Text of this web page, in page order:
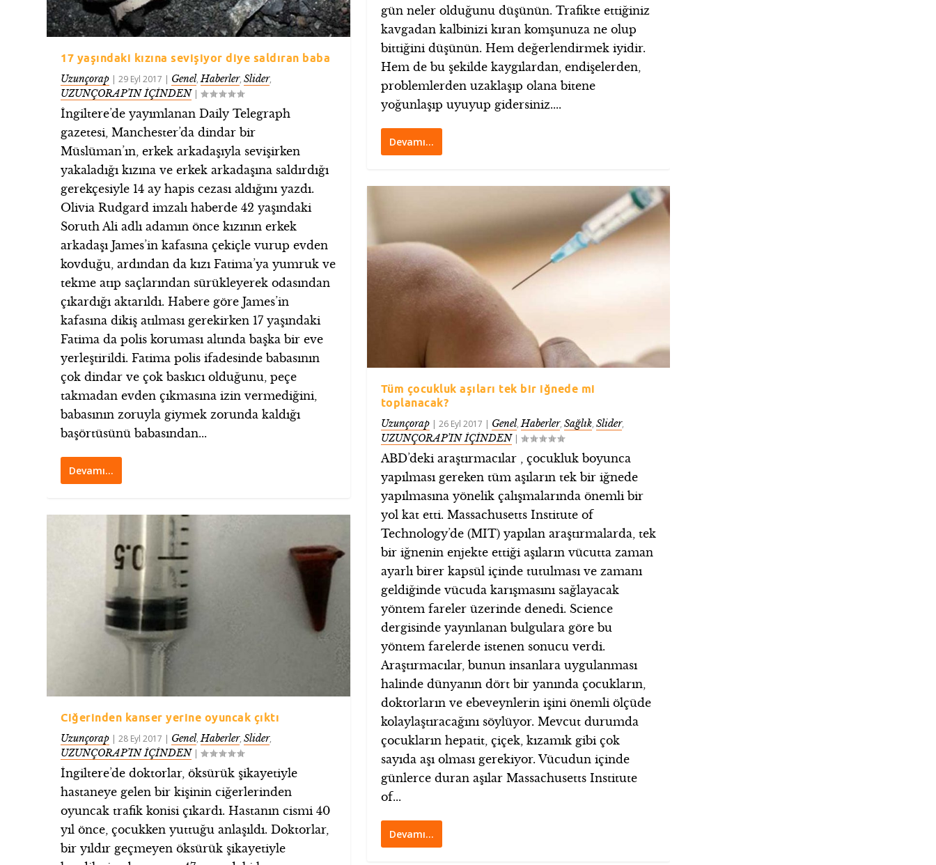
17 yaşındaki kızına sevişiyor diye saldıran baba
Uzunçorap |29 Eyl 2017 | Genel,Haberler,Slider,
UZUNÇORAP’IN İÇİNDEN|
İngiltere’de yayımlanan Daily Telegraph
gazetesi, Manchester’da dindar bir
Müslüman’ın, erkek arkadaşıyla sevişirken
yakaladığı kızına ve erkek arkadaşına saldırdığı
gerekçesiyle 14 ay hapis cezası aldığını yazdı.
Olivia Rudgard imzalı haberde 42 yaşındaki
Soruth Ali adlı adamın önce kızının erkek
arkadaşı James’in kafasına çekiçle vurup evden
kovduğu, ardından da kızı Fatima’ya yumruk ve
tekme atıp saçlarından sürükleyerek odasından
çıkardığı aktarıldı. Habere göre James’in
kafasına dikiş atılması gerekirken 17 yaşındaki
Fatima da polis koruması altında başka bir eve
yerleştirildi. Fatima polis ifadesinde babasının
çok dindar ve çok baskıcı olduğunu, peçe
takmadan evden çıkmasına izin vermediğini,
babasının zoruyla giymek zorunda kaldığı
başörtüsünü babasından...
Devamı…
Ciğerinden kanser yerine oyuncak çıktı
Uzunçorap |28 Eyl 2017 | Genel,Haberler,Slider,
UZUNÇORAP’IN İÇİNDEN|
İngiltere’de doktorlar, öksürük şikayetiyle
hastaneye gelen bir kişinin ciğerlerinden
oyuncak trafik konisi çıkardı. Hastanın cismi 40
yıl önce, çocukken yuttuğu anlaşıldı. Doktorlar,
bir yıldır geçmeyen öksürük şikayetiyle
gün neler olduğunu düşünün. Trafikte ettiğiniz
kavgadan kalbinizi kıran komşunuza ne olup
bittiğini düşünün. Hem değerlendirmek iyidir.
Hem de bu şekilde kaygılardan, endişelerden,
problemlerden uzaklaşıp olana bitene
yoğunlaşıp uyuyup gidersiniz....
Devamı…
Tüm çocukluk aşıları tek bir iğnede mi
toplanacak?
Uzunçorap| 26 Eyl 2017 | Genel,Haberler, Sağlık, Slider,
UZUNÇORAP’IN İÇİNDEN|
ABD’deki araştırmacılar , çocukluk boyunca
yapılması gereken tüm aşıların tek bir iğnede
yapılmasına yönelik çalışmalarında önemli bir
yol kat etti. Massachusetts Institute of
Technology’de (MIT) yapılan araştırmalarda, tek
bir iğnenin enjekte ettiği aşıların vücutta zaman
ayarlı birer kapsül içinde tutulması ve zamanı
geldiğinde vücuda karışmasını sağlayacak
yöntem fareler üzerinde denedi. Science
dergisinde yayınlanan bulgulara göre bu
yöntem farelerde istenen sonucu verdi.
Araştırmacılar, bunun insanlara uygulanması
halinde dünyanın dört bir yanında çocukların,
doktorların ve ebeveynlerin işini önemli ölçüde
kolaylaştıracağını söylüyor. Mevcut durumda
çocukların hepatit, çiçek, kızamık gibi çok
sayıda aşı olması gerekiyor. Vücudun içinde
günlerce duran aşılar Massachusetts Institute
of...
Devamı…